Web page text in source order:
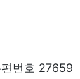
번호 27659